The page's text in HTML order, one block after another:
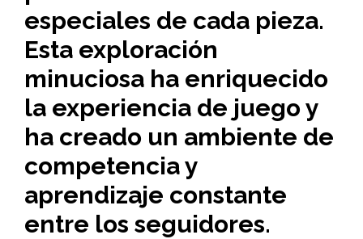
especiales de cada pieza.
Esta exploración
minuciosa ha enriquecido
la experiencia de juego y
ha creado un ambiente de
competencia y
aprendizaje constante
entre los seguidores.